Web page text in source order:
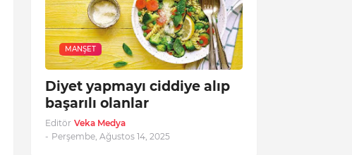
MANŞET
Diyet yapmayı ciddiye alıp
başarılı olanlar
Editör Veka Medya
- Perşembe, Ağustos 14, 2025